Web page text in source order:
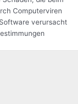
Computerviren
verursacht